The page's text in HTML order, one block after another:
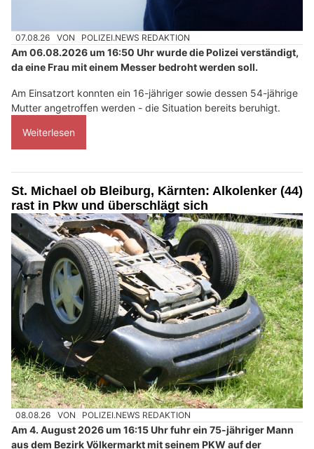
07.08.26 VON POLIZEI.NEWS REDAKTION
Am 06.08.2026 um 16:50 Uhr wurde die Polizei verständigt,
da eine Frau mit einem Messer bedroht werden soll.
Am Einsatzort konnten ein 16-jähriger sowie dessen 54-jährige
Mutter angetroffen werden - die Situation bereits beruhigt.
Weiterlesen
St. Michael ob Bleiburg, Kärnten: Alkolenker (44)
rast in Pkw und überschlägt sich
08.08.26 VON POLIZEI.NEWS REDAKTION
Am 4. August 2026 um 16:15 Uhr fuhr ein 75-jähriger Mann
aus dem Bezirk Völkermarkt mit seinem PKW auf der